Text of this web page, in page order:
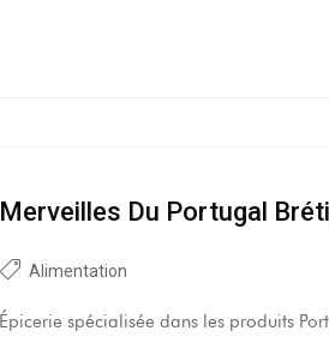
Merveilles Du Portugal
Alimentation
Épicerie spécialisée dans les produits